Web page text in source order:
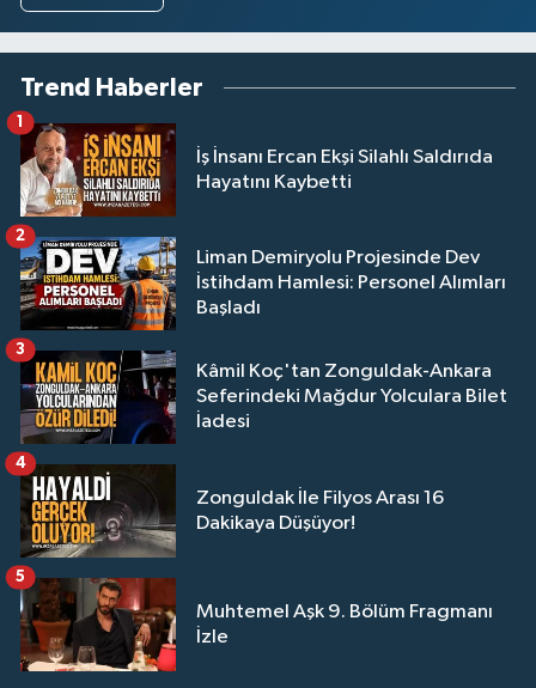
Trend Haberler
İş İnsanı Ercan Ekşi Silahlı Saldırıda
Hayatını Kaybetti
1
Liman Demiryolu Projesinde Dev
İstihdam Hamlesi: Personel Alımları
Başladı
2
Kâmil Koç'tan Zonguldak-Ankara
Seferindeki Mağdur Yolculara Bilet
İadesi
3
Zonguldak İle Filyos Arası 16
Dakikaya Düşüyor!
4
Muhtemel Aşk 9. Bölüm Fragmanı
İzle
5